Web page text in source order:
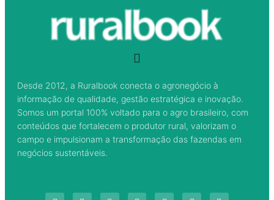
Desde 2012, a Ruralbook conecta o agronegócio à
informação de qualidade, gestão estratégica e inovação.
Somos um portal 100% voltado para o agro brasileiro, com
conteúdos que fortalecem o produtor rural, valorizam o
campo e impulsionam a transformação das fazendas em
negócios sustentáveis.